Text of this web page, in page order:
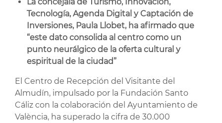
Tecnología, Agenda Digital y Captación de
Inversiones, Paula Llobet, ha afirmado que
“este dato consolida al centro como un
punto neurálgico de la oferta cultural y
espiritual de la ciudad”
El Centro de Recepción del Visitante del
Almudín, impulsado por la Fundación Santo
Cáliz con la colaboración del Ayuntamiento de
València, ha superado la cifra de 30.000